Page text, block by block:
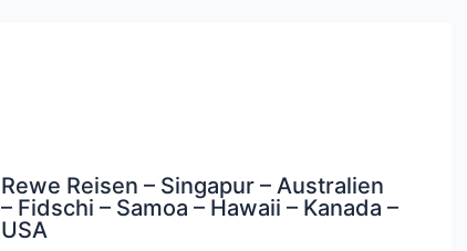
Rewe Reisen – Singapur – Australien
– Fidschi – Samoa – Hawaii – Kanada –
USA